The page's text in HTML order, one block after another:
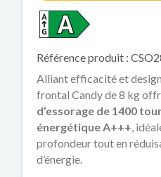
Référence produit :
Alliant efficacité et
frontal Candy de 8 kg
d’essorage de 1400
énergétique A+++,
profondeur tout en
d’énergie.